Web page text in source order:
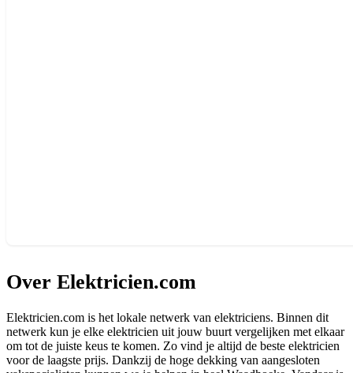
Over Elektricien.com
Elektricien.com is het lokale netwerk van elektriciens. Binnen dit
netwerk kun je elke elektricien uit jouw buurt vergelijken met elkaar
om tot de juiste keus te komen. Zo vind je altijd de beste elektricien
voor de laagste prijs. Dankzij de hoge dekking van aangesloten